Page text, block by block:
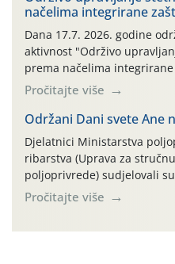
prazne ambalaže isključivo
AGRONOM, ALBAUGH TKI*
načelima integrirane
Dana 17.7. 2026. godine
aktivnost "Održivo
prema načelima
na pokusnom polju
parcela ID 2445031)
Pročitajte više
Održani Dani svete Ane
Djelatnici Ministarstva
ribarstva (Uprava za
poljoprivrede) sudjelovali
forumu, održanom
tradicije u Putnikovićima na
Pročitajte više